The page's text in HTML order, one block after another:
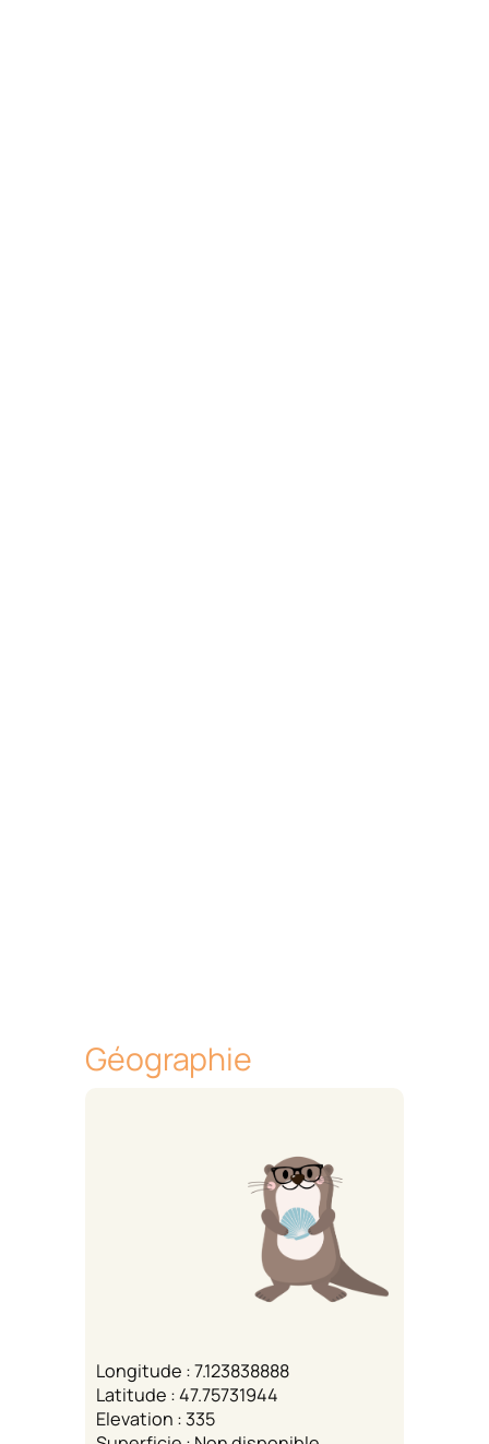
Géographie
Longitude : 7.123838888
Latitude : 47.75731944
Elevation : 335